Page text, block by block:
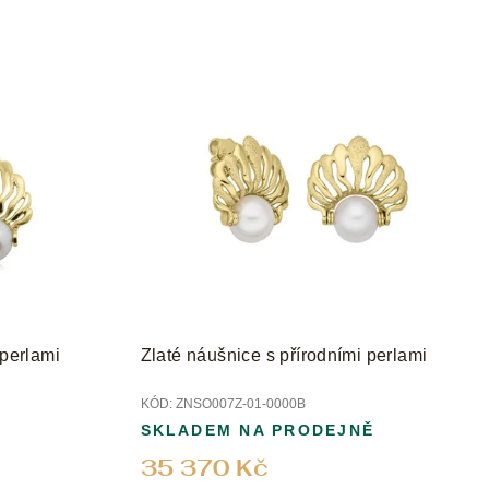
Zlaté náušnice s přírodními perlami
KÓD: ZNSO007Z-01-0000B
35 370 Kč
SKLADEM NA PRODEJNĚ